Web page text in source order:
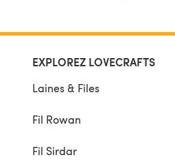
EXPLOREZ LOVECRAFTS
Laines & Files
Fil Rowan
Fil Sirdar